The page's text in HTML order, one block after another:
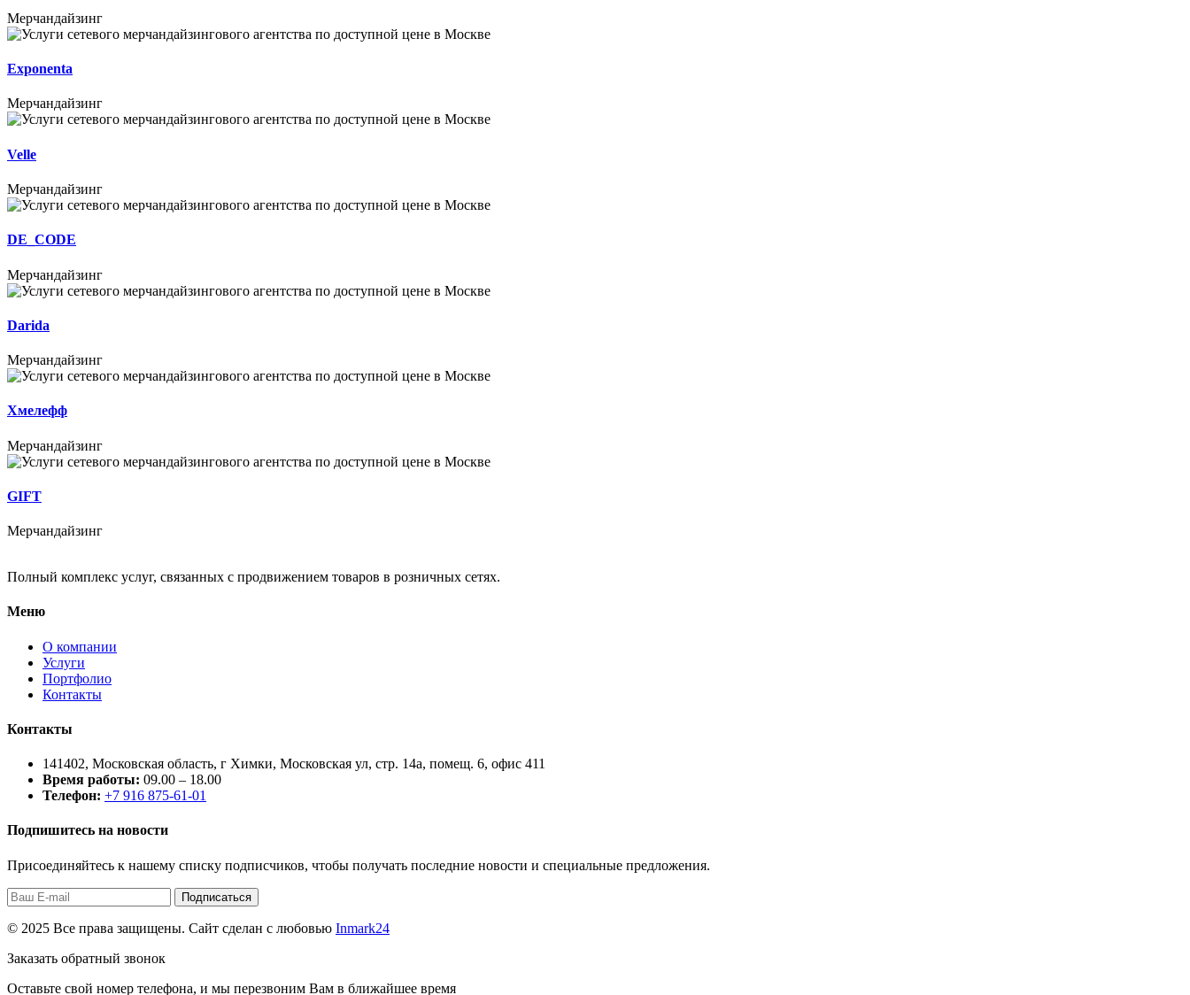
Мерчандайзинг
Exponenta
Мерчандайзинг
Velle
Мерчандайзинг
DE_CODE
Мерчандайзинг
Darida
Мерчандайзинг
Хмелефф
Мерчандайзинг
GIFT
Мерчандайзинг
Полный комплекс услуг, связанных с продвижением товаров в розничных сетях.
Меню
О компании
Услуги
Портфолио
Контакты
Контакты
141402, Московская область, г Химки, Московская ул, стр. 14а, помещ. 6, офис 411
Время работы: 09.00 – 18.00
Телефон: +7 916 875-61-01
Подпишитесь на новости
Присоединяйтесь к нашему списку подписчиков, чтобы получать последние новости и специальные предложения.
Подписаться
© 2025 Все права защищены. Сайт сделан с любовью Inmark24
Заказать обратный звонок
Оставьте свой номер телефона, и мы перезвоним Вам в ближайшее время